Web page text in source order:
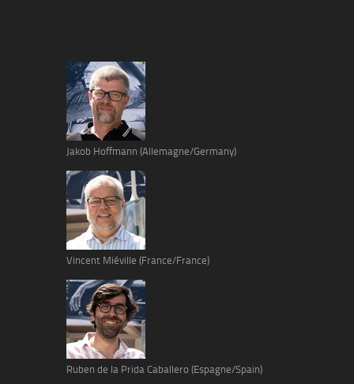
Jakob Hoffmann (Allemagne/Germany)
Vincent Miéville (France/France)
Ruben de la Prida Caballero (Espagne/Spain)